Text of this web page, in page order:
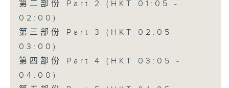
第二部份 Part 2 (HKT 01:05 -
02:00)
第三部份 Part 3 (HKT 02:05 -
03:00)
第四部份 Part 4 (HKT 03:05 -
04:00)